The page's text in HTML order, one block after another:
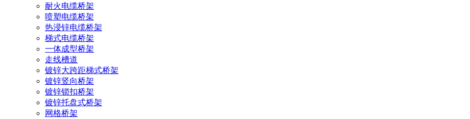
耐火电缆桥架
喷塑电缆桥架
热浸锌电缆桥架
梯式电缆桥架
一体成型桥架
走线槽道
镀锌大跨距梯式桥架
镀锌竖向桥架
镀锌锁扣桥架
镀锌托盘式桥架
网格桥架